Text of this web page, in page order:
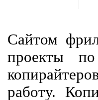
Сайтом
проекты
работу.